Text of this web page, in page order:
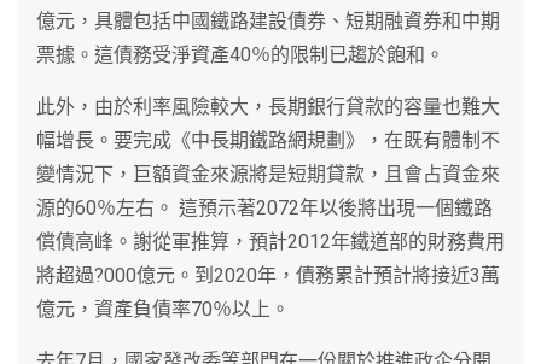
億元，具體包括中國鐵路建設債券、短期融資券和中期
票據。這債務受淨資產40％的限制已趨於飽和。
此外，由於利率風險較大，長期銀行貸款的容量也難大
幅增長。要完成《中長期鐵路網規劃》，在既有體制不
變情況下，巨額資金來源將是短期貸款，且會占資金來
源的60％左右。 這預示著2072年以後將出現一個鐵路
償債高峰。謝從軍推算，預計2012年鐵道部的財務費用
將超過?000億元。到2020年，債務累計預計將接近3萬
億元，資產負債率70％以上。